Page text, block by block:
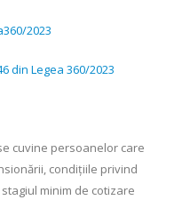
2023
din Legea 360/2023
cuvine persoanelor care
condiţiile privind
minim de cotizare